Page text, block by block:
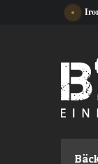
Direkt zum Inhalt